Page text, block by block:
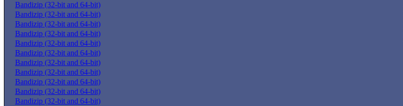
Bandizip (32-bit and 64-bit)
Bandizip (32-bit and 64-bit)
Bandizip (32-bit and 64-bit)
Bandizip (32-bit and 64-bit)
Bandizip (32-bit and 64-bit)
Bandizip (32-bit and 64-bit)
Bandizip (32-bit and 64-bit)
Bandizip (32-bit and 64-bit)
Bandizip (32-bit and 64-bit)
Bandizip (32-bit and 64-bit)
Bandizip (32-bit and 64-bit)